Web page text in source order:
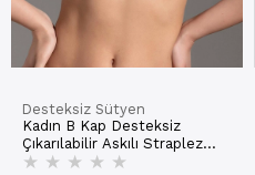
Desteksiz Sütyen
Kadın B Kap Desteksiz
Çıkarılabilir Askılı Straplez
Basic Sütyen | Ekru 7050
★ ★ ★ ★ ★